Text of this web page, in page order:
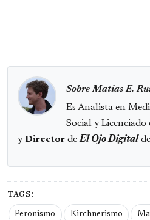
Sobre Matias E.
Es Analista en
Social y Licenciado
y Director deEl Ojo Digital
TAGS:
Peronismo Kirchnerismo